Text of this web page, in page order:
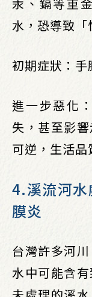
汞、鎘等重
水，恐導致「
初期症狀：手
進一步惡化
失，甚至影
可逆，生活品
4.溪流河
膜炎
台灣許多河
水中可能含